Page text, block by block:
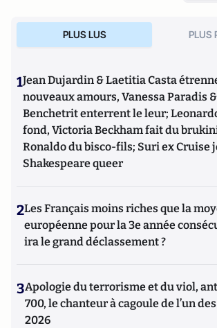
PLUS LUS PLUS
1Jean Dujardin & Laetitia Casta
nouveaux amours, Vanessa Paradis
Benchetrit enterrent le leur;
fond, Victoria Beckham fait du
Ronaldo du bisco-fils; Suri ex Cruise
Shakespeare queer
2Les Français moins riches que la
européenne pour la 3e année
ira le grand déclassement ?
3Apologie du terrorisme et du viol,
700, le chanteur à cagoule de l’un
2026